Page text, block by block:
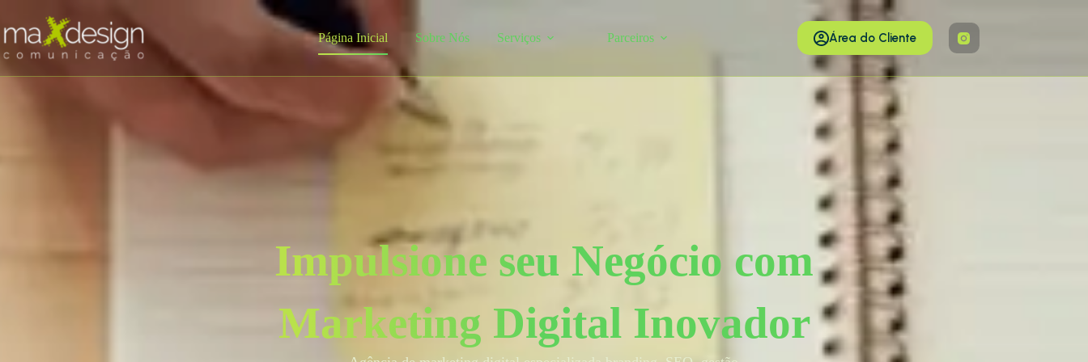
Página Inicial Sobre Nós Serviços Parceiros Área do Cliente
Impulsione seu Negócio com
Marketing Digital Inovador